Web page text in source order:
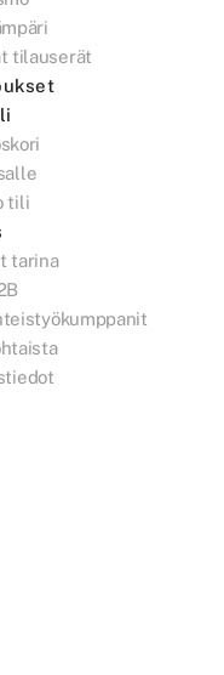
tilauserät
tili
tarina